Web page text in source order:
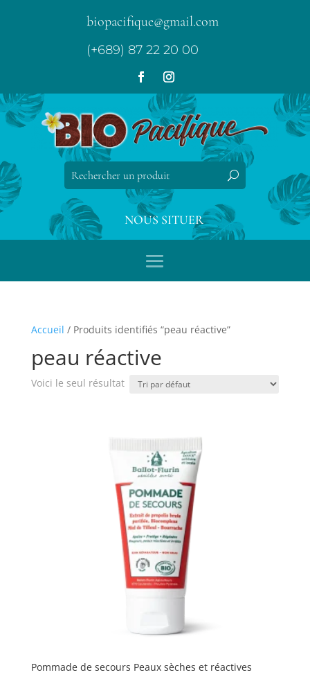
biopacifique@gmail.com
(+689) 87 22 20 00
NOUS SITUER
Accueil / Produits identifiés “peau réactive”
peau réactive
Voici le seul résultat
Pommade de secours Peaux sèches et réactives